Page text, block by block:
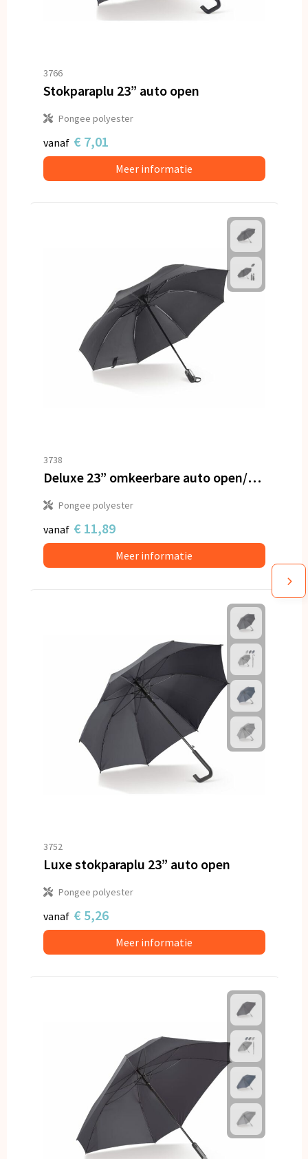
3766
Stokparaplu 23” auto open
Pongee polyester
vanaf € 7,01
Meer informatie
3738
Deluxe 23” omkeerbare auto open/sluiten paraplu
Pongee polyester
vanaf € 11,89
Meer informatie
3752
Luxe stokparaplu 23” auto open
Pongee polyester
vanaf € 5,26
Meer informatie